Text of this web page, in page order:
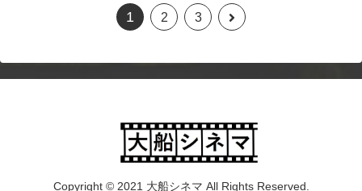
1 2 3
Copyright © 2021 大船シネマ All Rights Reserved.